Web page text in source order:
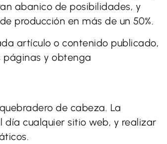
abanico de posibilidades, y
producción en más de un 50%.
artículo o contenido publicado,
páginas y obtenga
de cabeza. La
día cualquier sitio web, y realizar